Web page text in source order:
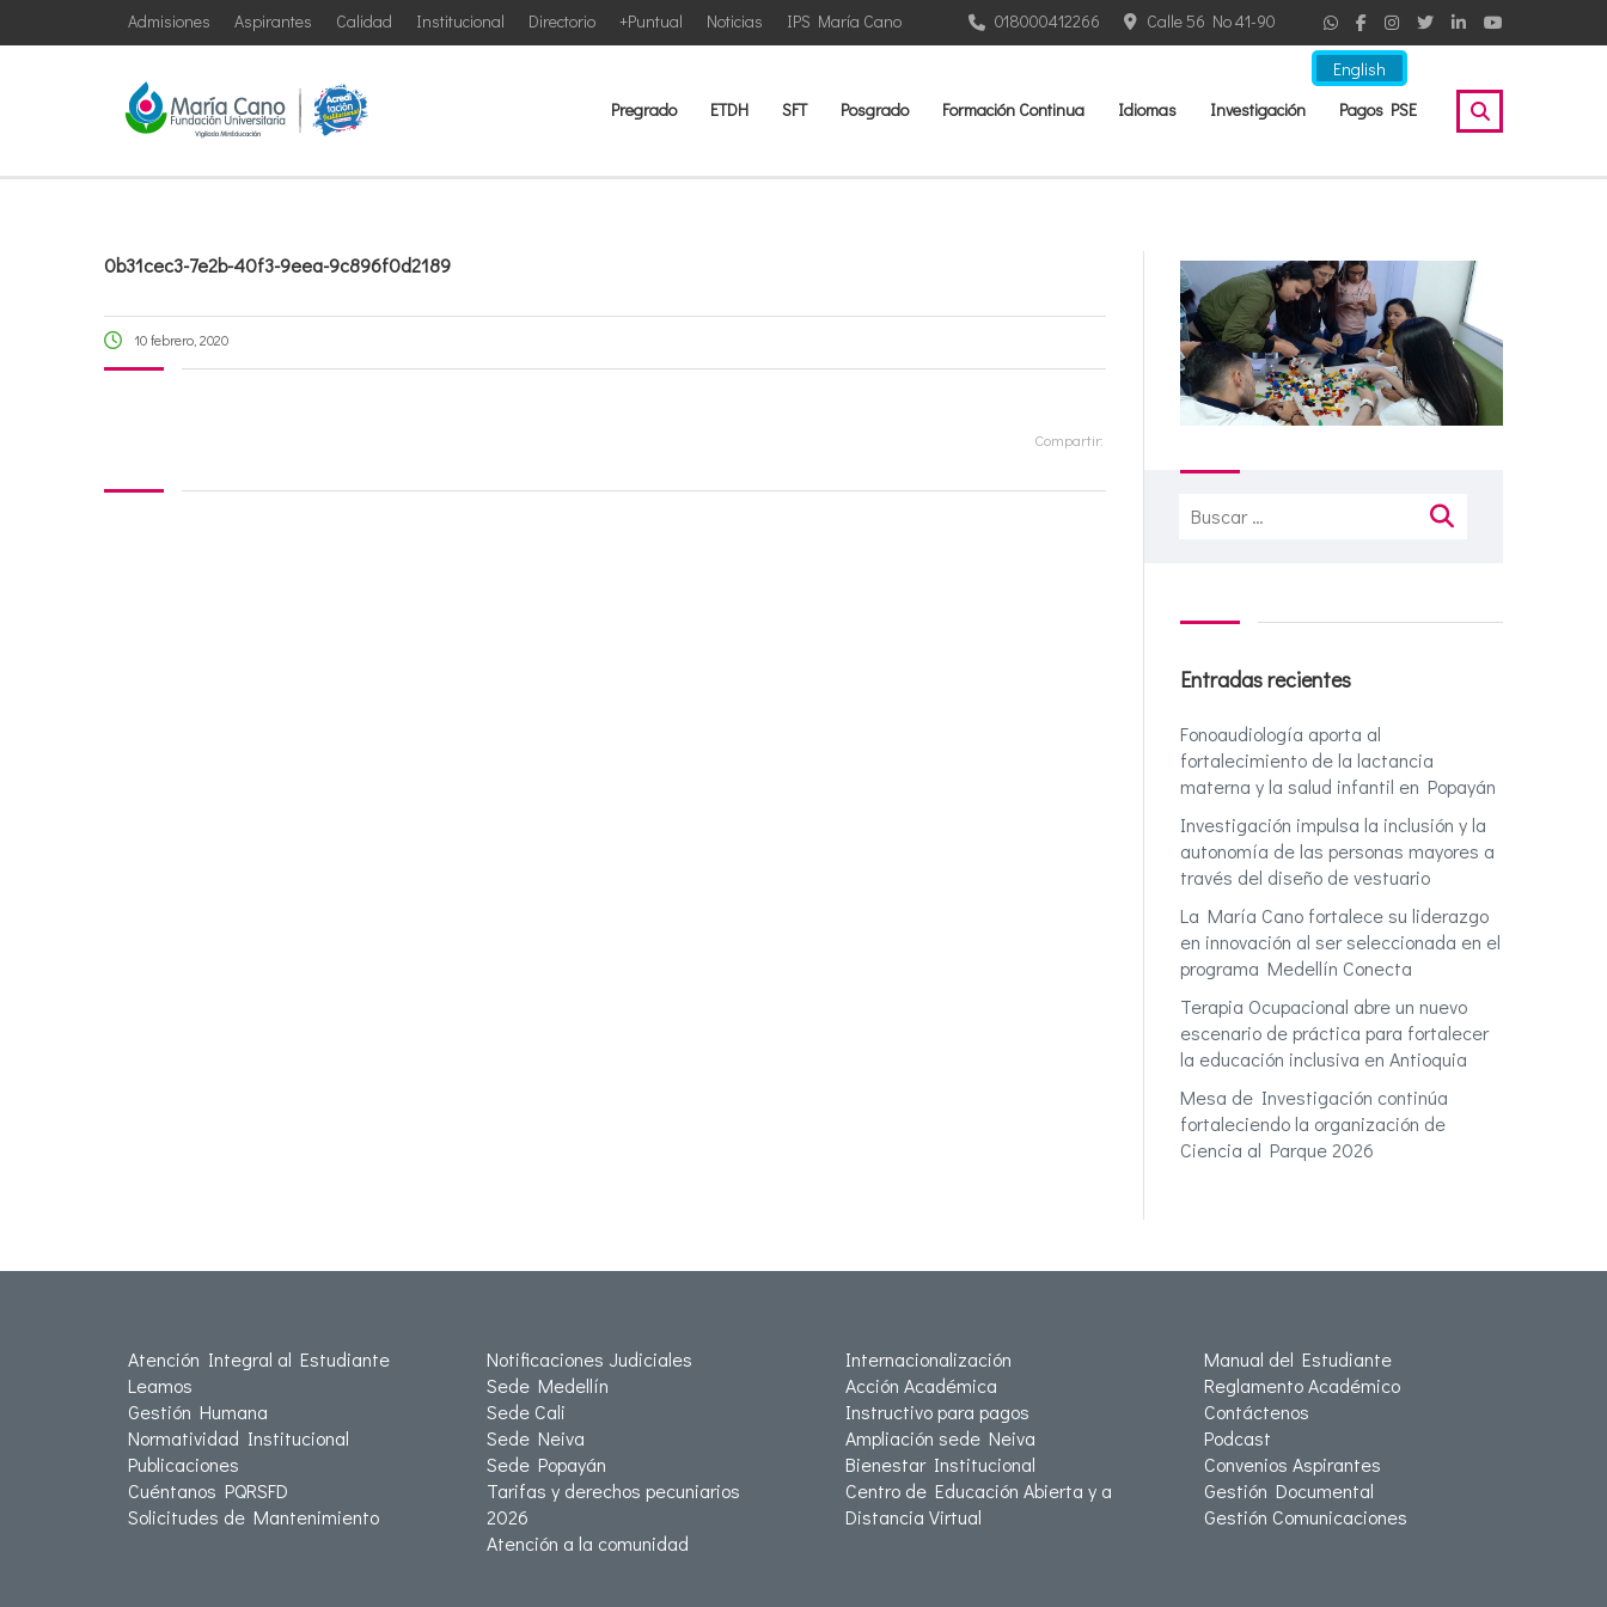
English
IPS María Cano
Noticias
+Puntual
Directorio
Institucional
Calidad
Aspirantes
Admisiones Calle 56 No 41-90
018000412266
Pregrado ETDH SFT Posgrado Formación Continua Idiomas Investigación Pagos PSE
0b31cec3-7e2b-40f3-9eea-9c896f0d2189
10 febrero, 2020
Compartir:
Buscar:
Entradas recientes
Fonoaudiología aporta al
fortalecimiento de la lactancia
materna y la salud infantil en Popayán
Investigación impulsa la inclusión y la
autonomía de las personas mayores a
través del diseño de vestuario
La María Cano fortalece su liderazgo
en innovación al ser seleccionada en el
programa Medellín Conecta
Terapia Ocupacional abre un nuevo
escenario de práctica para fortalecer
la educación inclusiva en Antioquia
Mesa de Investigación continúa
fortaleciendo la organización de
Ciencia al Parque 2026
Atención Integral al Estudiante
Leamos
Gestión Humana
Normatividad Institucional
Publicaciones
Cuéntanos PQRSFD
Solicitudes de Mantenimiento
Notificaciones Judiciales
Sede Medellín
Sede Cali
Sede Neiva
Sede Popayán
Tarifas y derechos pecuniarios
2026
Atención a la comunidad
Internacionalización
Acción Académica
Instructivo para pagos
Ampliación sede Neiva
Bienestar Institucional
Centro de Educación Abierta y a
Distancia Virtual
Manual del Estudiante
Reglamento Académico
Contáctenos
Podcast
Convenios Aspirantes
Gestión Documental
Gestión Comunicaciones